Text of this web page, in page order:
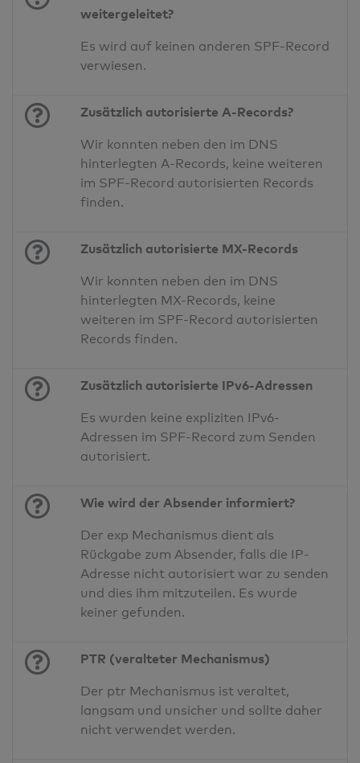
weitergeleitet?
Es wird auf keinen anderen SPF-Record
verwiesen.
Zusätzlich autorisierte A-Records?
Wir konnten neben den im DNS
hinterlegten A-Records, keine weiteren
im SPF-Record autorisierten Records
finden.
Zusätzlich autorisierte MX-Records
Wir konnten neben den im DNS
hinterlegten MX-Records, keine
weiteren im SPF-Record autorisierten
Records finden.
Zusätzlich autorisierte IPv6-Adressen
Es wurden keine expliziten IPv6-
Adressen im SPF-Record zum Senden
autorisiert.
Wie wird der Absender informiert?
Der exp Mechanismus dient als
Rückgabe zum Absender, falls die IP-
Adresse nicht autorisiert war zu senden
und dies ihm mitzuteilen. Es wurde
keiner gefunden.
PTR (veralteter Mechanismus)
Der ptr Mechanismus ist veraltet,
langsam und unsicher und sollte daher
nicht verwendet werden.